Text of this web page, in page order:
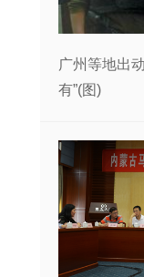
广州等地出
有”(图)